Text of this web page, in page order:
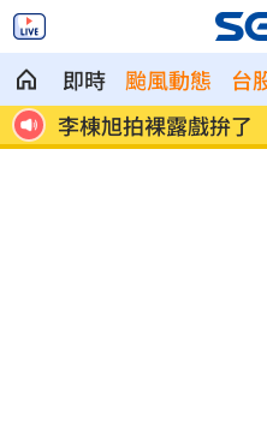
即時 颱風動態 台
了
李棟旭拍裸露戲拚